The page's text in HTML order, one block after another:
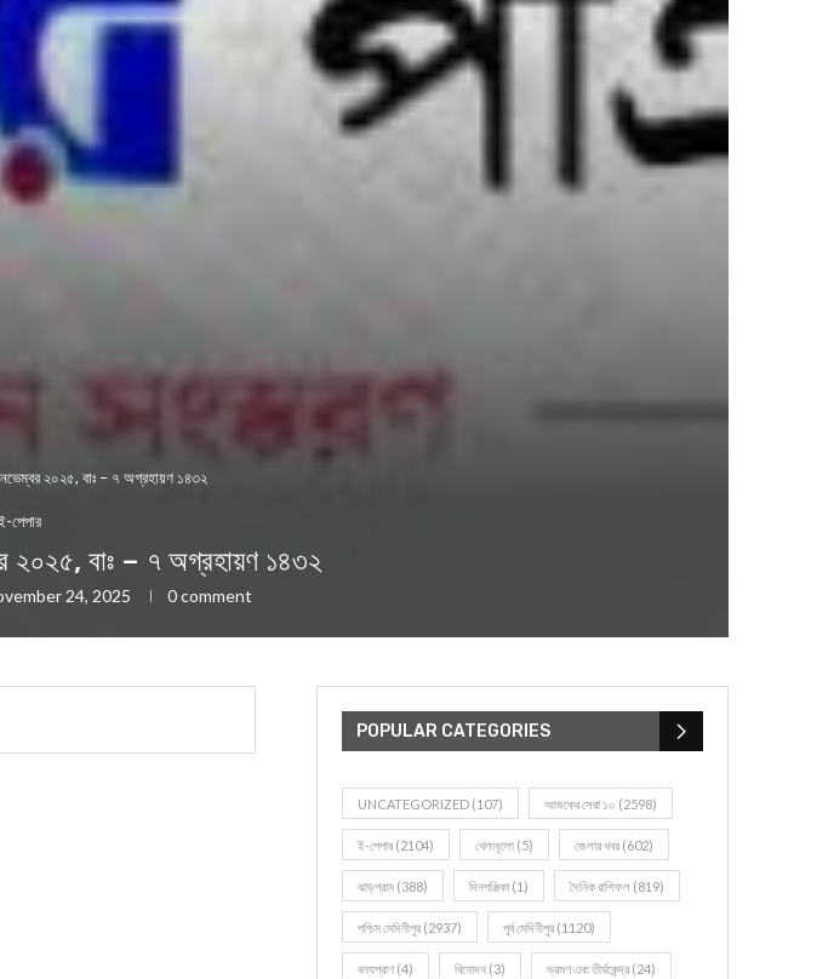
২০২৫, বাঃ – ৭ অগ্রহায়ণ ১৪৩২
পেপার
বাঃ – ৭ অগ্রহায়ণ ১৪৩২
24, 2025 0 comment
POPULAR CATEGORIES
UNCATEGORIZED (107) আজকের সেরা ১০ (2598)
ই-পেপার (2104) খেলাধূলো (5) জেলার খবর (602)
ঝাড়গ্রাম (388) দিনপঞ্জিকা (1) দৈনিক রাশিফল (819)
পশ্চিম মেদিনীপুর (2937) পূর্ব মেদিনীপুর (1120)
বন্যপ্রাণ (4) বিনোদন (3) ভ্রমণ এবং তীর্থকেন্দ্র (24)